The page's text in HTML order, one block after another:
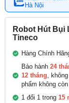
Hà Nội
Robot Hút Bụi
Tineco
Hàng Chính
Bảo hành 24
12 tháng,
phẩm không
1 đổi 1 trong 15